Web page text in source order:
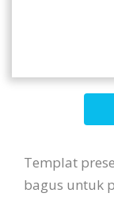
Templat
bagus untuk